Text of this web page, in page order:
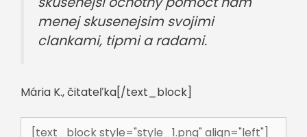
menej skusenejsim svojimi
clankami, tipmi a radami.
Mária K., čitateľka[/text_block]